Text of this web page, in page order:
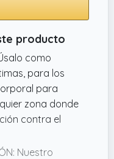
producto
como
para los
para
zona donde
contra el
Nuestro